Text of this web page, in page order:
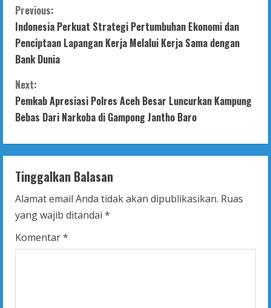
C
o
n
t
i
n
u
e
R
e
Previous:
Indonesia Perkuat Strategi Pertumbuhan Ekonomi dan
Penciptaan Lapangan Kerja Melalui Kerja Sama dengan
Bank Dunia
Next:
Pemkab Apresiasi Polres Aceh Besar Luncurkan Kampung
Bebas Dari Narkoba di Gampong Jantho Baro
Tinggalkan Balasan
Alamat email Anda tidak akan dipublikasikan. Ruas
yang wajib ditandai *
Komentar*